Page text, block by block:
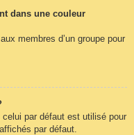
dans une couleur
membres d’un groupe pour
par défaut est utilisé pour
par défaut.